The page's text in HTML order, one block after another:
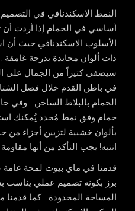
النمط الاسكندنافي في
أساسي في الحمام إذا أردت أن
الأسلوب الاسكندنافي حيث أن
ذات ألوان محايدة بدرجة
سيضفي كثيراً من الجمال على
في باطن القدم خلال فصل
الحمام بالبلاط الساخن . وفي
حمام وفق نمط مُحدد يُمكنك
بألوان خشبية لتزيين أجزاء من
انتبه! يجب التأكد من أنها
قدمنا في ماي بيوت لمحة عامة
برز بكونه تصميم عملي يناسب
المساحة المحدودة . كما قدمنا